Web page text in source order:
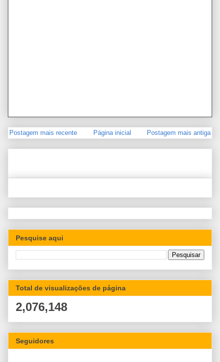
Postagem mais recente Postagem mais antiga
Página inicial
Pesquise aqui
Total de visualizações de página
2,076,148
Seguidores